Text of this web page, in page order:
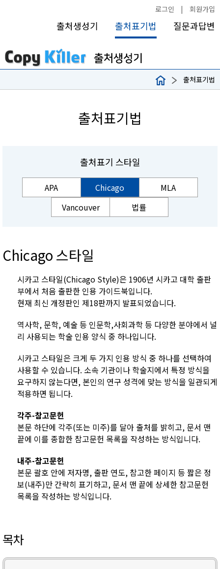
로그인 | 회원가입
출처생성기 출처표기법 질문과답변
출처표기법
출처표기법
출처표기 스타일
APA Chicago
MLA
Vancouver
법률
Chicago 스타일
시카고 스타일(Chicago Style)은 1906년 시카고 대학 출판
부에서 처음 출판한 인용 가이드북입니다.
현재 최신 개정판인 제18판까지 발표되었습니다.
역사학, 문학, 예술 등 인문학,사회과학 등 다양한 분야에서 널
리 사용되는 학술 인용 양식 중 하나입니다.
시카고 스타일은 크게 두 가지 인용 방식 중 하나를 선택하여
사용할 수 있습니다. 소속 기관이나 학술지에서 특정 방식을
요구하지 않는다면, 본인의 연구 성격에 맞는 방식을 일관되게
적용하면 됩니다.
각주-참고문헌
본문 하단에 각주(또는 미주)를 달아 출처를 밝히고, 문서 맨
끝에 이를 종합한 참고문헌 목록을 작성하는 방식입니다.
내주-참고문헌
본문 괄호 안에 저자명, 출판 연도, 참고한 페이지 등 짧은 정
보(내주)만 간략히 표기하고, 문서 맨 끝에 상세한 참고문헌
목록을 작성하는 방식입니다.
목차